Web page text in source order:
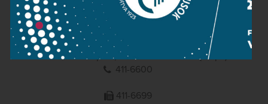
FILHARMONIKUSOK
1095 Budapest, Komor Marcell u. 1. (Müpa)
411-6600
411-6699